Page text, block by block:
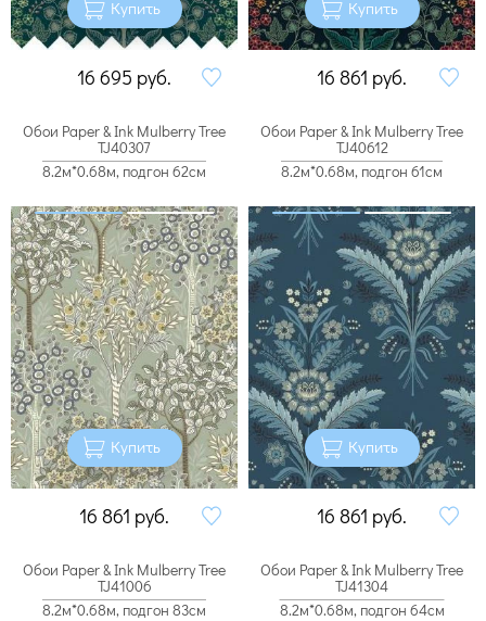
Купить
16 695 руб.
Купить
16 861 руб.
Обои Paper & Ink Mulberry Tree
TJ40307
8.2м*0.68м, подгон 62см
Купить
16 861 руб.
Обои Paper & Ink Mulberry Tree
TJ40612
8.2м*0.68м, подгон 61см
Купить
16 861 руб.
Обои Paper & Ink Mulberry Tree
TJ41006
8.2м*0.68м, подгон 83см
Обои Paper & Ink Mulberry Tree
TJ41304
8.2м*0.68м, подгон 64см